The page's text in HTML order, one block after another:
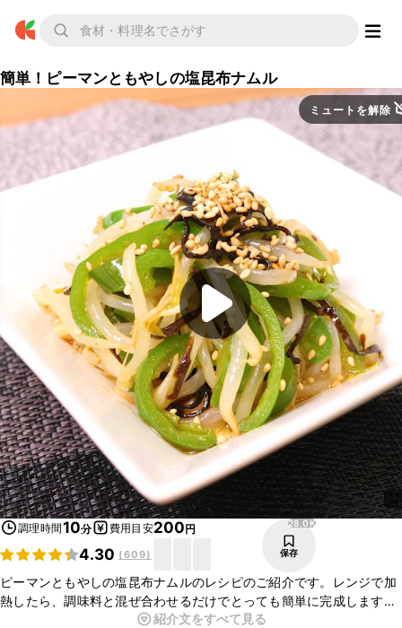
簡単！ピーマンともやしの塩昆布ナムル
ミュートを解除
調理時間10分 費用目安200円
4.30 (609)
28.0K
保存
ピーマンともやしの塩昆布ナムルのレシピのご紹介です。レンジで加
熱したら、調味料と混ぜ合わせるだけでとっても簡単に完成します。
お箸が止まらなくなる美味しさです。ごま油と塩昆布での味付けなの
紹介文をすべて見る